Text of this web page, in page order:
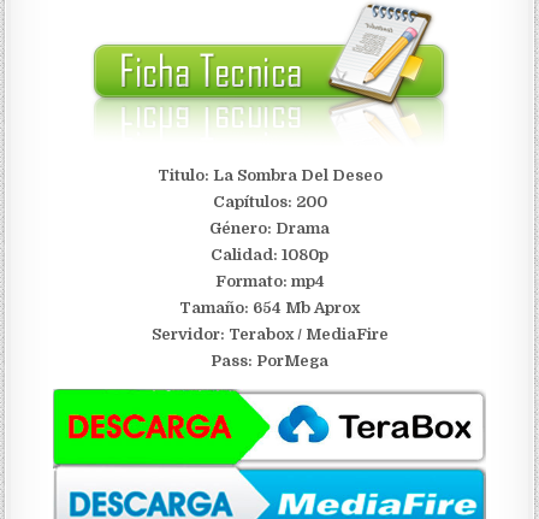
Titulo: La Sombra Del Deseo
Capítulos: 200
Género: Drama
Calidad: 1080p
Formato: mp4
Tamaño: 654 Mb Aprox
Servidor: Terabox / MediaFire
Pass: PorMega